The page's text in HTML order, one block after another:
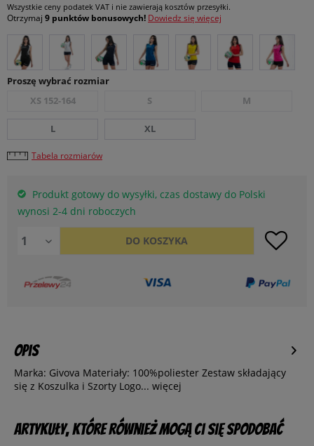
Wszystkie ceny podatek VAT i nie zawierają kosztów przesyłki.
Otrzymaj 9 punktów bonusowych! Dowiedz się więcej
Proszę wybrać rozmiar
XS 152-164
S M
L XL
Tabela rozmiarów
Produkt gotowy do wysyłki, czas dostawy do Polski
wynosi 2-4 dni roboczych
DO KOSZYKA
Opis
Marka: Givova Materiały: 100%poliester Zestaw składający
się z Koszulka i Szorty Logo... więcej
Artykuły, które również mogą Ci się spodobać